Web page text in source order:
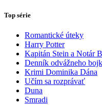
Top série
Romantické úteky
Harry Potter
Kapitán Stein a Notár
Denník odvážneho
Krimi Dominika Dána
Učím sa rozprávať
Duna
Smradi